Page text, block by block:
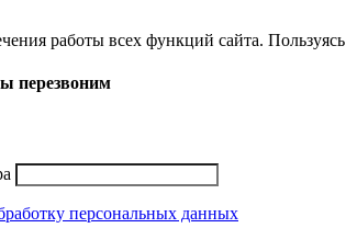
работы всех функций сайта.
перезвоним
персональных данных